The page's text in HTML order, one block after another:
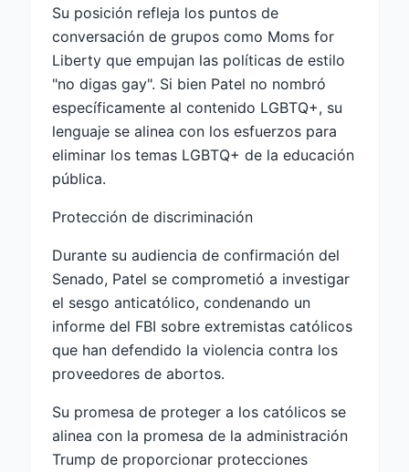
Su posición refleja los puntos de
conversación de grupos como Moms for
Liberty que empujan las políticas de estilo
"no digas gay". Si bien Patel no nombró
específicamente al contenido LGBTQ+, su
lenguaje se alinea con los esfuerzos para
eliminar los temas LGBTQ+ de la educación
pública.
Protección de discriminación
Durante su audiencia de confirmación del
Senado, Patel se comprometió a investigar
el sesgo anticatólico, condenando un
informe del FBI sobre extremistas católicos
que han defendido la violencia contra los
proveedores de abortos.
Su promesa de proteger a los católicos se
alinea con la promesa de la administración
Trump de proporcionar protecciones